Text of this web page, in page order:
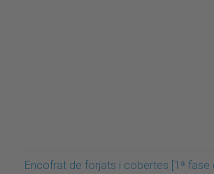
Encofrat de forjats i cobertes [1ª fase